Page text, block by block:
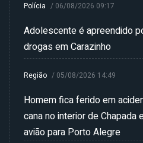
Polícia / 06/08/2026 09:17
Adolescente é apreendido
drogas em Carazinho
Região / 05/08/2026 14:49
Homem fica ferido em
cana no interior de Chapada
avião para Porto Alegre